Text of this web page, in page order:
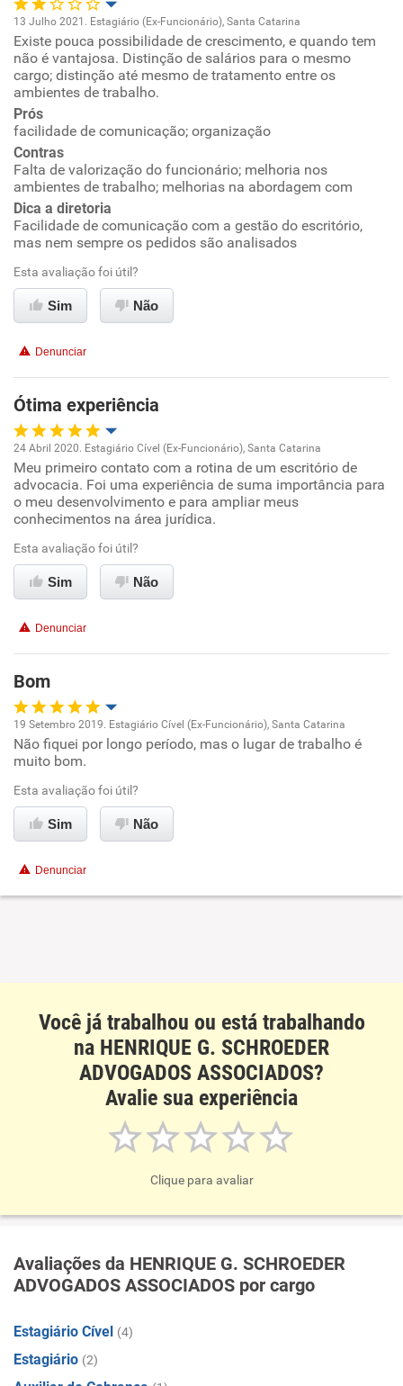
Oportunidade de promoção
Ambiente de trabalho
Conciliação com a vida familiar
Benefícios
Não recomenda esta empresa
Recomenda a diretoria
13 Julho 2021. Estagiário (Ex-Funcionário), Santa Catarina
Existe pouca possibilidade de crescimento, e quando tem
não é vantajosa. Distinção de salários para o mesmo
cargo; distinção até mesmo de tratamento entre os
ambientes de trabalho.
Prós
facilidade de comunicação; organização
Contras
Falta de valorização do funcionário; melhoria nos
ambientes de trabalho; melhorias na abordagem com
Dica a diretoria
Facilidade de comunicação com a gestão do escritório,
mas nem sempre os pedidos são analisados
Esta avaliação foi útil?
Sim Não
Denunciar
Ótima experiência
Oportunidade de promoção
Ambiente de trabalho
Conciliação com a vida familiar
Benefícios
24 Abril 2020. Estagiário Cível (Ex-Funcionário), Santa Catarina
Meu primeiro contato com a rotina de um escritório de
advocacia. Foi uma experiência de suma importância para
o meu desenvolvimento e para ampliar meus
conhecimentos na área jurídica.
Esta avaliação foi útil?
Sim Não
Denunciar
Bom
Oportunidade de promoção
Ambiente de trabalho
Conciliação com a vida familiar
19 Setembro 2019. Estagiário Cível (Ex-Funcionário), Santa Catarina
Não fiquei por longo período, mas o lugar de trabalho é
muito bom.
Esta avaliação foi útil?
Sim Não
Denunciar
Você já trabalhou ou está trabalhando
na HENRIQUE G. SCHROEDER
ADVOGADOS ASSOCIADOS?
Avalie sua experiência
Clique para avaliar
Avaliações da HENRIQUE G. SCHROEDER
ADVOGADOS ASSOCIADOS por cargo
Estagiário Cível (4)
Estagiário (2)